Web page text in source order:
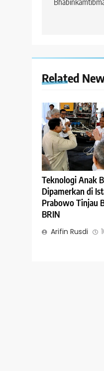
pos
Related
Teknologi Anak
Dipamerkan di
Prabowo Tinjau
BRIN
Arifin Rusdi